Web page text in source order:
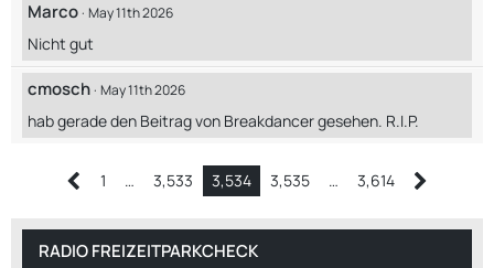
Marco May 11th 2026
Nicht gut
cmosch May 11th 2026
hab gerade den Beitrag von Breakdancer gesehen. R.I.P.
1 … 3,533 3,534 3,535 … 3,614
RADIO FREIZEITPARKCHECK